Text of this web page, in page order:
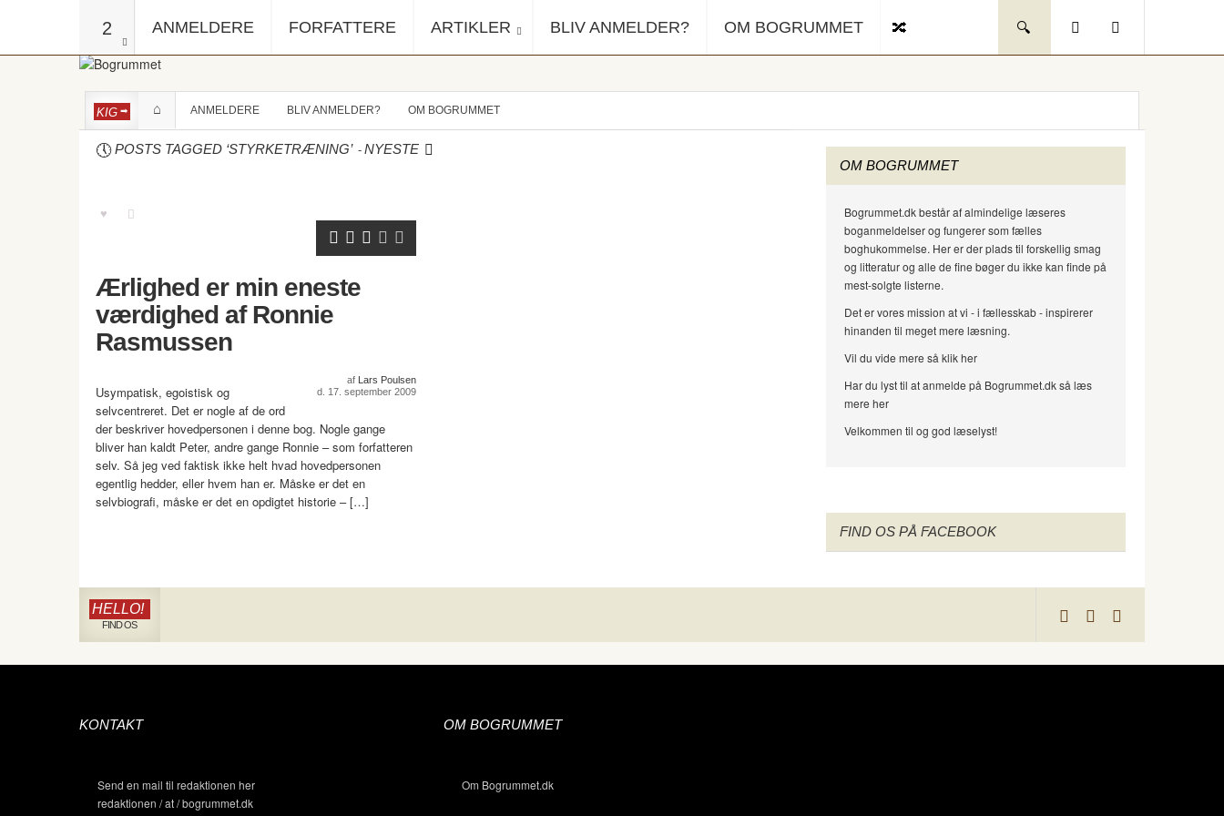
2 ANMELDERE FORFATTERE ARTIKLER BLIV ANMELDER? OM BOGRUMMET
KIG ANMELDERE BLIV ANMELDER? OM BOGRUMMET
POSTS TAGGED ‘STYRKETRÆNING’ -NYESTE
Ærlighed er min eneste
værdighed af Ronnie
Rasmussen
af Lars Poulsen
d. 17. september 2009
Usympatisk, egoistisk og
selvcentreret. Det er nogle af de ord
der beskriver hovedpersonen i denne bog. Nogle gange
bliver han kaldt Peter, andre gange Ronnie – som forfatteren
selv. Så jeg ved faktisk ikke helt hvad hovedpersonen
egentlig hedder, eller hvem han er. Måske er det en
selvbiografi, måske er det en opdigtet historie – […]
OM BOGRUMMET
Bogrummet.dk består af almindelige læseres
boganmeldelser og fungerer som fælles
boghukommelse. Her er der plads til forskellig smag
og litteratur og alle de fine bøger du ikke kan finde på
mest-solgte listerne.
Det er vores mission at vi - i fællesskab - inspirerer
hinanden til meget mere læsning.
Vil du vide mere så klik her
Har du lyst til at anmelde på Bogrummet.dk så læs
mere her
Velkommen til og god læselyst!
FIND OS PÅ FACEBOOK
HELLO!
FIND OS
KONTAKT
Send en mail til redaktionen her
redaktionen / at / bogrummet.dk
OM BOGRUMMET
Om Bogrummet.dk